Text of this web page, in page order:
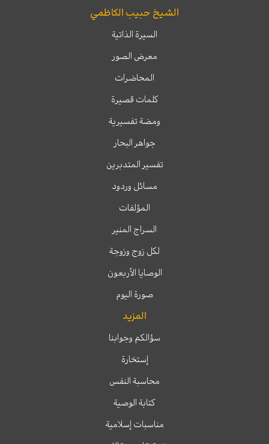
الشيخ حبيب الكاظمي
السيرة الذاتية
معرض الصور
المحاضرات
كلمات قصيرة
ومضة تفسيرية
جواهر البحار
تفسير المتدبرين
مسائل وردود
المؤلفات
السراج المنير
لكل زوج وزوجة
الوصايا الأربعون
صورة اليوم
المزيد
سؤالكم وجوابنا
إستخارة
محاسبة النفس
كتابة الوصية
مناسبات إسلامية